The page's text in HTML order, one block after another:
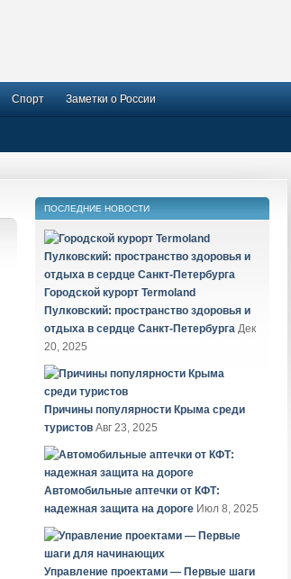
Спорт Заметки о России
ПОСЛЕДНИЕ НОВОСТИ
Городской курорт Termoland
Пулковский: пространство здоровья и
отдыха в сердце Санкт-Петербурга Дек
20, 2025
Причины популярности Крыма среди
туристов Авг 23, 2025
Автомобильные аптечки от КФТ:
надежная защита на дороге Июл 8, 2025
Управление проектами — Первые шаги